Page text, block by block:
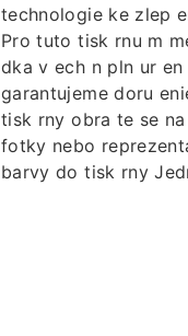
technologie ke zlep
Pro tuto tisk rnu m
dka v ech n pln ur
garantujeme doru
tisk rny obra te se
fotky nebo
barvy do tisk rny